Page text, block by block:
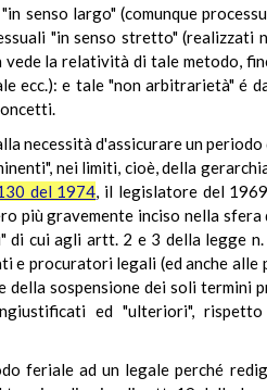
senso largo" (comunque
"in senso stretto" (realizzati
la relatività di tale metodo,
ecc.): e tale "non arbitrarietà" é
necessità d'assicurare un
nei limiti, cioè, della
del 1974, il legislatore del
più gravemente inciso nella
cui agli artt. 2 e 3 della legge n.
e procuratori legali (ed anche
sospensione dei soli termini
ed "ulteriori",
feriale ad un legale perché